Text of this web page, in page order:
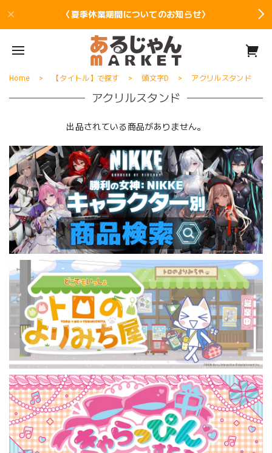
〈夏季休業期間についてのお知らせ〉
Home 【タイトル】で探す 頭文字D アクリルスタンド
アクリルスタンド
出品されている商品がありません。